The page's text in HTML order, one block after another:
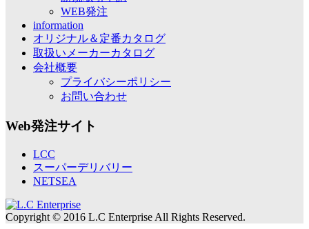
WEB発注
information
オリジナル＆定番カタログ
取扱いメーカーカタログ
会社概要
プライバシーポリシー
お問い合わせ
Web発注サイト
LCC
スーパーデリバリー
NETSEA
Copyright © 2016 L.C Enterprise All Rights Reserved.